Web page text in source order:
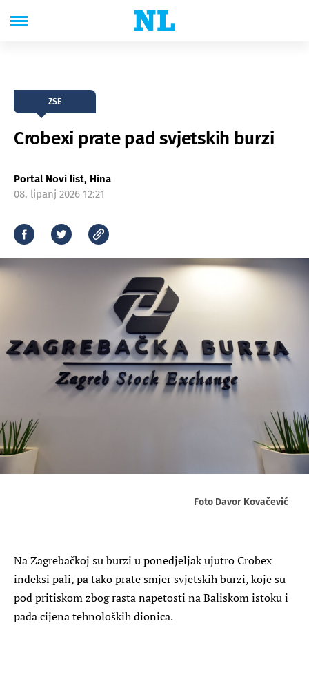
ZSE
Crobexi prate pad svjetskih burzi
Portal Novi list, Hina
08. lipanj 2026 12:21
Foto Davor Kovačević
Na Zagrebačkoj su burzi u ponedjeljak ujutro Crobex
indeksi pali, pa tako prate smjer svjetskih burzi, koje su
pod pritiskom zbog rasta napetosti na Baliskom istoku i
pada cijena tehnoloških dionica.